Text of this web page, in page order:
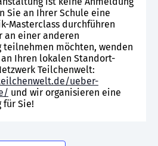
Sie an Ihrer Schule eine
Masterclass durchführen
an einer anderen
teilnehmen möchten, wenden
Ihren lokalen Standort-
Teilchenwelt:
ueber-
und wir organisieren eine
für Sie!